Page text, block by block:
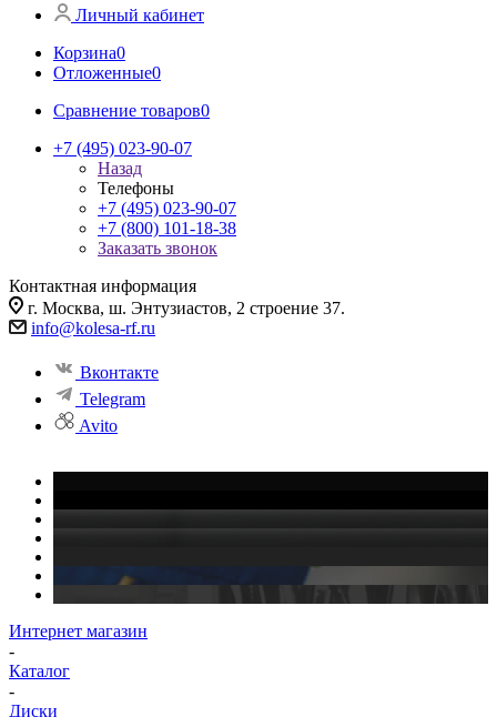
Личный кабинет
Корзина0
Отложенные0
Сравнение товаров0
+7 (495) 023-90-07
Назад
Телефоны
+7 (495) 023-90-07
+7 (800) 101-18-38
Заказать звонок
Контактная информация
г. Москва, ш. Энтузиастов, 2 строение 37.
info@kolesa-rf.ru
Вконтакте
Telegram
Avito
Интернет магазин
-
Каталог
-
Диски